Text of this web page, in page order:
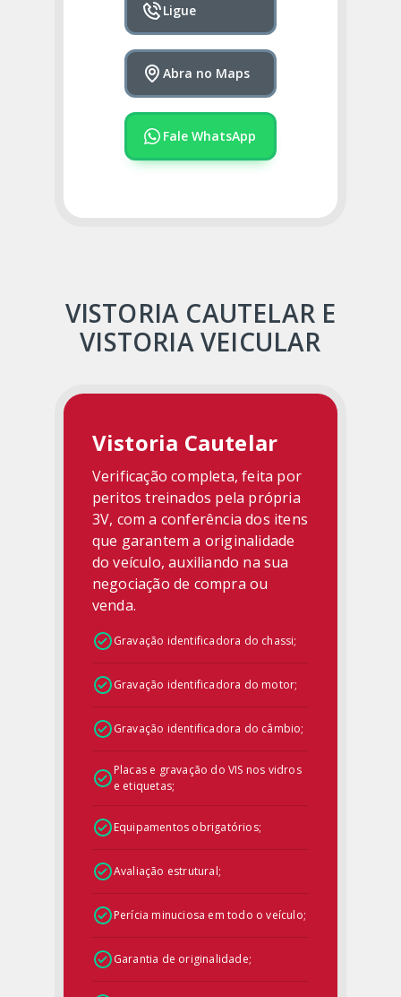
Ligue
Abra no Maps
Fale WhatsApp
VISTORIA CAUTELAR E
VISTORIA VEICULAR
Vistoria Cautelar
Verificação completa, feita por
peritos treinados pela própria
3V, com a conferência dos itens
que garantem a originalidade
do veículo, auxiliando na sua
negociação de compra ou
venda.
Gravação identificadora do chassi;
Gravação identificadora do motor;
Gravação identificadora do câmbio;
Placas e gravação do VIS nos vidros
e etiquetas;
Equipamentos obrigatórios;
Avaliação estrutural;
Perícia minuciosa em todo o veículo;
Garantia de originalidade;